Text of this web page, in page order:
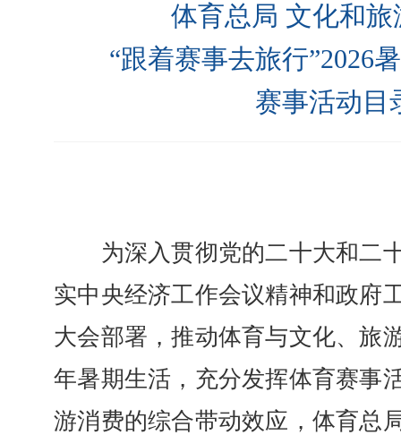
体育总局 文化和旅
“跟着赛事去旅行”2026
赛事活动目
为深入贯彻党的二十大和二
实中央经济工作会议精神和政府
大会部署，推动体育与文化、旅
年暑期生活，充分发挥体育赛事
游消费的综合带动效应，体育总